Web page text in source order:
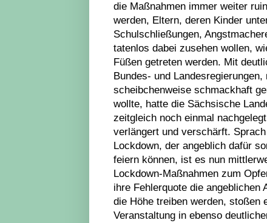
die Maßnahmen immer weiter
werden, Eltern, deren Kinder
Schulschließungen,
tatenlos dabei zusehen wollen,
Füßen getreten werden. Mit
Bundes- und
scheibchenweise schmackhaft
wollte, hatte die Sächsische
zeitgleich noch einmal
verlängert und verschärft.
Lockdown, der angeblich dafür
feiern können, ist es nun
Lockdown-Maßnahmen zum
ihre Fehlerquote die angeblichen
die Höhe treiben werden, stoßen
Veranstaltung in ebenso